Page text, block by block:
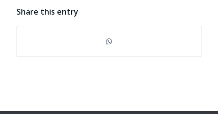
Share this entry